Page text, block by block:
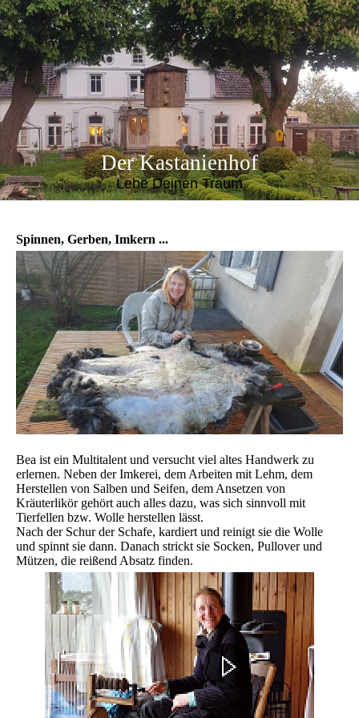
Der Kastanienhof
Lebe Deinen Traum
Spinnen, Gerben, Imkern ...
Bea ist ein Multitalent und versucht viel altes Handwerk zu
erlernen. Neben der Imkerei, dem Arbeiten mit Lehm, dem
Herstellen von Salben und Seifen, dem Ansetzen von
Kräuterlikör gehört auch alles dazu, was sich sinnvoll mit
Tierfellen bzw. Wolle herstellen lässt.
Nach der Schur der Schafe, kardiert und reinigt sie die Wolle
und spinnt sie dann. Danach strickt sie Socken, Pullover und
Mützen, die reißend Absatz finden.